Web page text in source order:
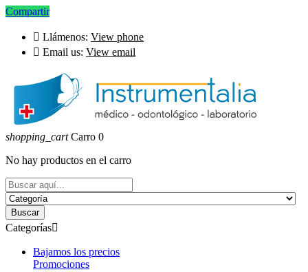
Compartir
 Llámenos: View phone
 Email us: View email
shopping_cart Carro 0
No hay productos en el carro
Buscar
Categorías
Bajamos los precios
Promociones